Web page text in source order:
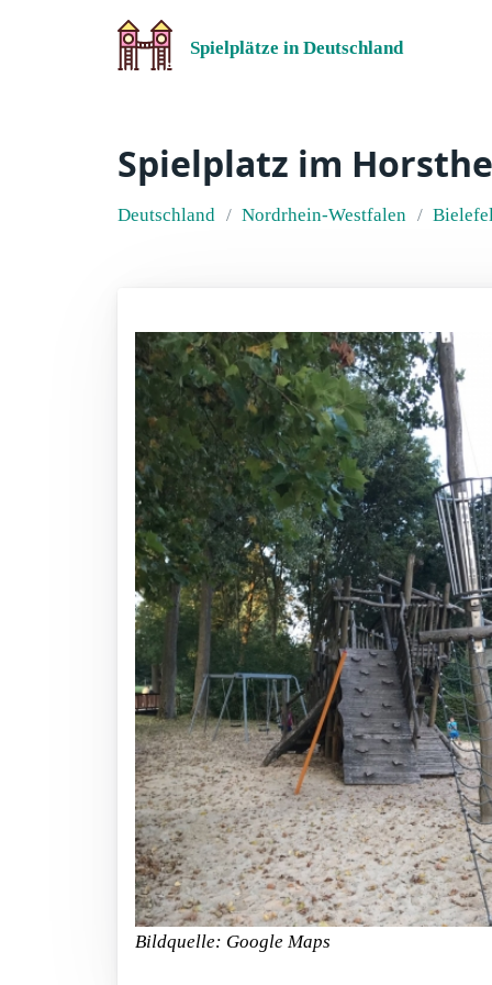
Spielplätze in Deutschland
Spielplatz im
Deutschland Nordrhein-Westfalen
Bildquelle: Google Maps